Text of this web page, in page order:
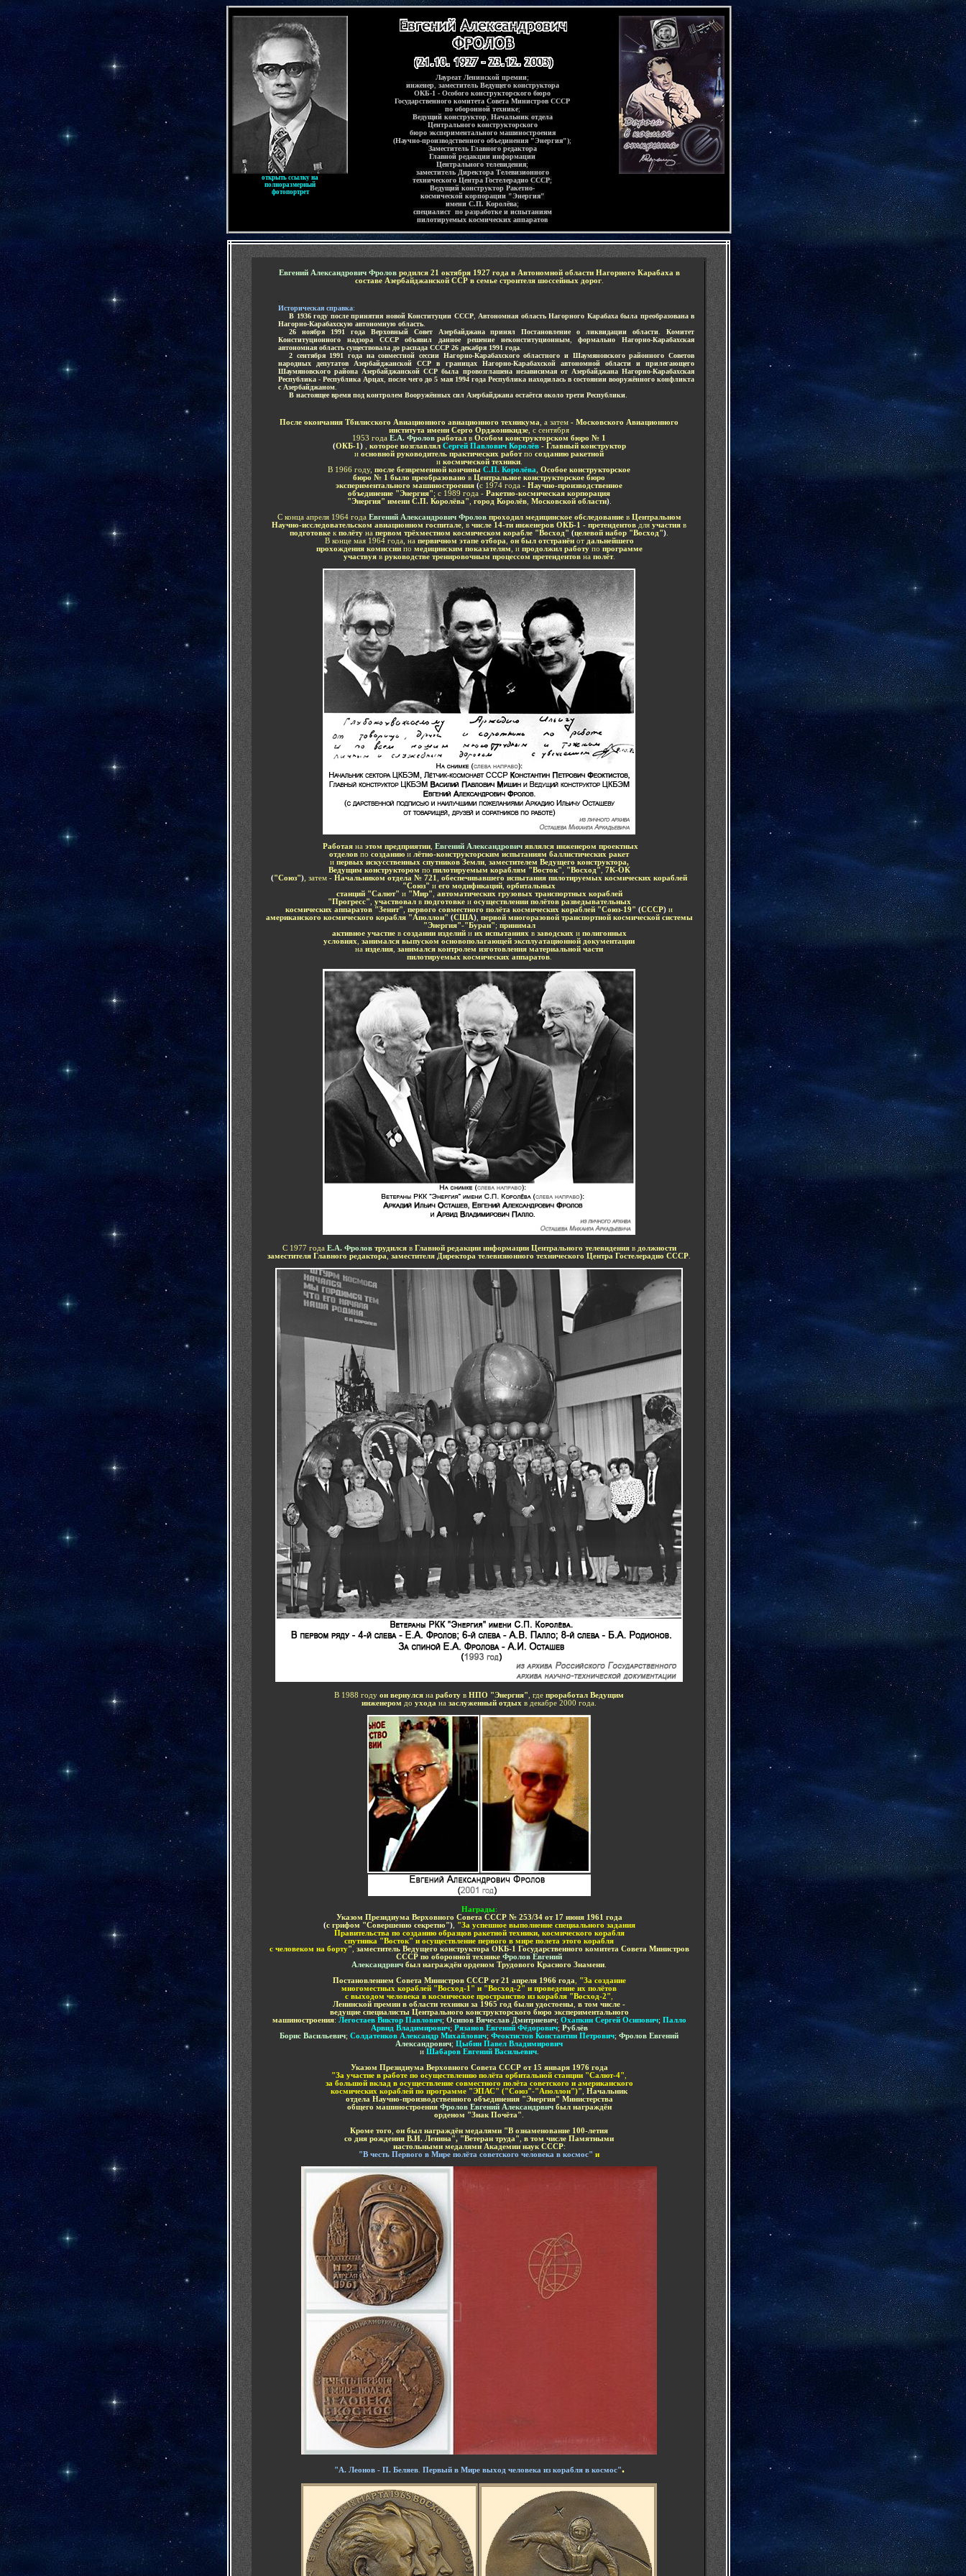
открыть ссылку на
полноразмерный
фотопортрет
Лауреат Ленинской премии;
инженер
заместитель Ведущего конструктора
ОКБ-1 - Особого конструкторского бюро
Государственного комитета Совета Министров СССР
по оборонной технике;
Ведущий конструктор
Начальник отдела
Центрального конструкторского
бюро экспериментального машиностроения
(Научно-производственного объединения "Энергия");
Заместитель Главного редактора
Главной редакции информации
Центрального телевидения;
заместитель Директора Телевизионного
технического Центра Гостелерадио СССР;
Ведущий конструктор Ракетно-
космической корпорации "Энергия"
имени С.П. Королёва;
специалист по разработке и испытаниям
пилотируемых космических аппаратов
-
Евгений Александрович Фроловродился 21 октября 1927 года в Автономной области Нагорного Карабаха в
составе Азербайджанской ССР в семье строителя шоссейных дорог.
-
Историческая справка:
В 1936 году после принятия новой Конституции СССР, Автономная область Нагорного Карабаха была преобразована в
Нагорно-Карабахскую автономную область
26 ноября 1991 года Верховный Совет Азербайджана принял Постановление о ликвидации области
Комитет
Конституционного надзора СССР объявил данное решение неконституционным,формально Нагорно-Карабахская
автономная область существовала до распада СССР 26 декабря 1991 года
2 сентября 1991 года на совместной сессии Нагорно-Карабахского областного и Шаумяновского районного Советов
народных депутатов Азербайджанской ССР в границах Нагорно-Карабахской автономной области и прилегающего
Шаумяновского района Азербайджанской ССР была провозглашена независимая от Азербайджана Нагорно-Карабахская
Республика - Республика Арцах ,после чего до 5 мая 1994 года Республика находилась в состоянии вооружённого конфликта
с Азербайджаном
В настоящее время под контролем Вооружённых сил Азербайджана остаётся около трети Республики
После окончания Тбилисского Авиационного авиационного техникума , а затем - Московского Авиационного
института имени Серго Орджоникидзе с сентября
1953 года Е.А. Фролов работал в Особом конструкторском бюро № 1
(ОКБ-1 ) которое возглавлял Сергей Павлович Королёв- Главный конструктор
и основной руководитель практических работпо созданию ракетной
и космической техники.
В 1966 году, после безвременной кончины С.П. Королёва
Особое конструкторское
бюро № 1 было преобразовано в Центральное конструкторское бюро
экспериментального машиностроения (с 1974 года - Научно-производственное
объединение "Энергия"; с 1989 года - Ракетно-космическая корпорация
"Энергия" имени С.П. Королёва"
город Королёв, Московской области).
С конца апреля 1964 года Евгений Александрович Фролов проходил медицинское обследование в Центральном
Научно-исследовательском авиационном госпитале , в числе 14-ти инженеров ОКБ-1 - претендентов для участия в
подготовке к полёту на первом трёхместном космическом корабле "Восход" (целевой набор "Восход")
В конце мая 1964 года, на первичном этапе отбора он был отстранён отдальнейшего
прохождения комиссиипо медицинским показателям , ипродолжил работу по программе
участвуя в руководстве тренировочным процессом претендентов на полёт.
Работая на этом предприятии, Евгений Александрович являлся инженером проектных
отделов по созданию и лётно-конструкторским испытаниям баллистических ракет
ипервых искусственных спутников Земли, заместителем Ведущего конструктора,
Ведущим конструктором по пилотируемым кораблям "Восток" "Восход"
7К-ОК
("Союз") , затем - Начальником отдела № 721
обеспечивавшего испытания пилотируемых космических кораблей
"Союз" и его модификаций орбитальных
станций "Салют" и "Мир"
автоматических грузовых транспортных кораблей
"Прогресс"
участвовал вподготовке и осуществлении полётов разведывательных
космических аппаратов "Зенит"
первого совместного полёта космических кораблей "Союз-19" (СССР) и
американского космического корабля "Аполлон" (США), первой многоразовой транспортной космической системы
"Энергия"-"Буран"; принимал
активное участие в создании изделийи их испытаниях в заводских иполигонных
условиях
занимался выпуском основополагающей эксплуатационной документации
на изделия занимался контролем изготовления материальной части
пилотируемых космических аппаратов.
С 1977 года Е.А. Фроловтрудился вГлавной редакции информации Центрального телевидениявдолжности
заместителя Главного редактора
заместителя Директора телевизионного технического Центра Гостелерадио СССР
В 1988 году он вернулся на работу в НПО "Энергия" , где проработал Ведущим
инженером до ухода на заслуженный отдых в декабре 2000 года.
Награды:
Указом Президиума Верховного Совета СССР № 253/34 от 17 июня 1961 года
(с грифом "Совершенно секретно"), "За успешное выполнение специального задания
Правительства по созданию образцов ракетной техники, космического корабля
спутника "Восток" и осуществление первого в мире полета этого корабля
с человеком на борту"
заместитель Ведущего конструктора ОКБ-1 Государственного комитета Совета Министров
СССР по оборонной технике Фролов Евгений
Александрвич был награждён орденом Трудового Красного Знамени
Постановлением Совета Министров СССР от21 апреля 1966года
"За создание
многоместных кораблей "Восход-1" и "Восход-2" и проведение их полётов
с выходом человека в космическое пространство из корабля "Восход-2"
Ленинской премии в области техники за 1965 год были удостоены в том числе -
ведущие специалисты Центрального конструкторского бюро экспериментального
машиностроения: Легостаев Виктор Павлович; Осипов Вячеслав Дмитриевич; Охапкин Сергей Осипович; Палло
Арвид Владимирович; Рязанов Евгений Фёдорович; Рублёв
Борис Васильевич; Солдатенков Александр Михайлович; Феоктистов Константин Петрович; Фролов Евгений
Александрович; Цыбин Павел Владимирович
и Шабаров Евгений Васильевич.
Указом Президиума Верховного Совета СССР от 15 января 1976 года
"За участие в работе по осуществлению полёта орбитальной станции "Салют-4"
за большой вклад в осуществление совместного полёта советского и американского
космических кораблей по программе "ЭПАС" ("Союз"-"Аполлон")"
Начальник
отдела Научно-производственного объединения "Энергия" Министерства
общего машиностроения Фролов Евгений Александрвич был награждён
орденом "Знак Почёта"
Кроме того
он был награждён медалями "В ознаменование 100-летия
со дня рождения В.И. Ленина", "Ветеран труда"
в том числе Памятными
настольными медалями Академии наук СССР:
"В честь Первого в Мире полёта советского человека в космос" и
"А. Леонов - П. Беляев. Первый в Мире выход человека из корабля в космос".